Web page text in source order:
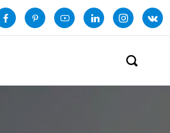
     
